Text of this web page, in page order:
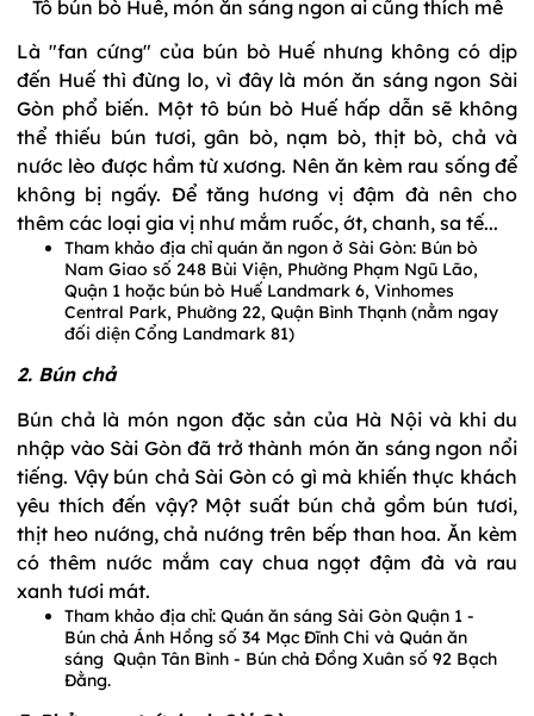
Tô bún bò Huế, món ăn sáng ngon ai cũng thích mê
Là "fan cứng" của bún bò Huế nhưng không có dịp
đến Huế thì đừng lo, vì đây là món ăn sáng ngon Sài
Gòn phổ biến. Một tô bún bò Huế hấp dẫn sẽ không
thể thiếu bún tươi, gân bò, nạm bò, thịt bò, chả và
nước lèo được hầm từ xương. Nên ăn kèm rau sống để
không bị ngấy. Để tăng hương vị đậm đà nên cho
thêm các loại gia vị như mắm ruốc, ớt, chanh, sa tế...
Tham khảo địa chỉ quán ăn ngon ở Sài Gòn: Bún bò
Nam Giao số 248 Bùi Viện, Phường Phạm Ngũ Lão,
Quận 1 hoặc bún bò Huế Landmark 6, Vinhomes
Central Park, Phường 22, Quận Bình Thạnh (nằm ngay
đối diện Cổng Landmark 81)
2. Bún chả
Bún chả là món ngon đặc sản của Hà Nội và khi du
nhập vào Sài Gòn đã trở thành món ăn sáng ngon nổi
tiếng. Vậy bún chả Sài Gòn có gì mà khiến thực khách
yêu thích đến vậy? Một suất bún chả gồm bún tươi,
thịt heo nướng, chả nướng trên bếp than hoa. Ăn kèm
có thêm nước mắm cay chua ngọt đậm đà và rau
xanh tươi mát.
Tham khảo địa chỉ: Quán ăn sáng Sài Gòn Quận 1 -
Bún chả Ánh Hồng số 34 Mạc Đĩnh Chi và Quán ăn
sáng Quận Tân Bình - Bún chả Đồng Xuân số 92 Bạch
Đằng.